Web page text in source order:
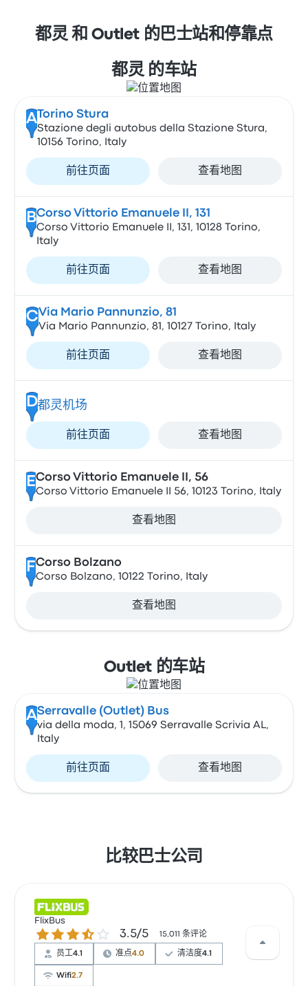
都灵 和 Outlet 的巴士站和停靠点
都灵 的车站
A Torino Stura
Stazione degli autobus della Stazione Stura,
10156 Torino, Italy
前往页面 查看地图
BCorso Vittorio Emanuele II, 131
Corso Vittorio Emanuele II, 131, 10128 Torino,
Italy
前往页面 查看地图
CVia Mario Pannunzio, 81
Via Mario Pannunzio, 81, 10127 Torino, Italy
前往页面 查看地图
D都灵机场
前往页面 查看地图
ECorso Vittorio Emanuele II, 56
Corso Vittorio Emanuele II 56, 10123 Torino, Italy
查看地图
FCorso Bolzano
Corso Bolzano, 10122 Torino, Italy
查看地图
Outlet 的车站
ASerravalle (Outlet) Bus
via della moda, 1, 15069 Serravalle Scrivia AL,
Italy
前往页面 查看地图
比较巴士公司
FlixBus
3.5 / 5 星 3.5/5 15,011 条评论
员工4.1 准点4.0 清洁度4.1
Wifi2.7